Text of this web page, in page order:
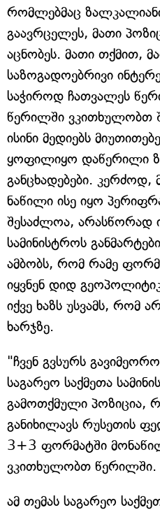
რომლებმაც
გაავრცელეს, მათი
აცნობეს. მათი თქმით,
საზოგადოებრივი
საჭიროდ ჩათვალეს
წერილში ვკითხულობთ
ისინი მედიებს
ყოფილიყო დაწერილი
განცხადებები. კერძოდ,
ნაწილი ისე იყო
შესაძლოა, არასწორად
სამინისტროს
ამბობს, რომ რამე
იყვნენ დიდ
იქვე ხაზს უსვამს, რომ
ხარჯზე.
"ჩვენ გვსურს
საგარეო საქმეთა
გამოთქმული პოზიცია,
განიხილავს რუსეთის
3+3 ფორმატში
ვკითხულობთ წერილში.
ამ თემას საგარეო